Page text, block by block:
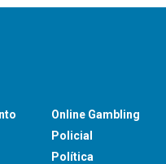
Online Gambling
Policial
Política